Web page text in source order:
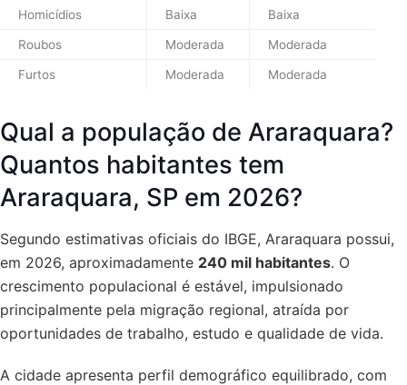
Homicídios Baixa Baixa
Roubos Moderada Moderada
Furtos Moderada Moderada
Qual a população de Araraquara?
Quantos habitantes tem
Araraquara, SP em 2026?
Segundo estimativas oficiais do IBGE, Araraquara possui,
em 2026, aproximadamente 240 mil habitantes. O
crescimento populacional é estável, impulsionado
principalmente pela migração regional, atraída por
oportunidades de trabalho, estudo e qualidade de vida.
A cidade apresenta perfil demográfico equilibrado, com